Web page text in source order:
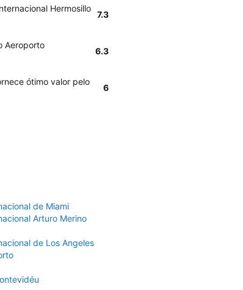
Hermosillo
7.3
Aeroporto
6.3
ótimo valor pelo
6
de Miami
Arturo Merino
de Los Angeles